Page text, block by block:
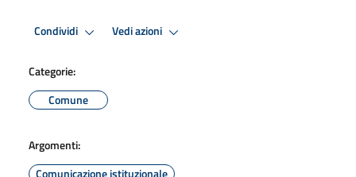
Condividi Vedi azioni
Categorie:
Comune
Argomenti:
Comunicazione istituzionale